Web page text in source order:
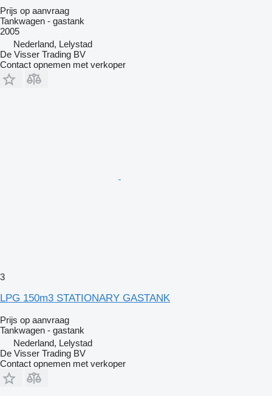
Prijs op aanvraag
Tankwagen - gastank
2005
Nederland, Lelystad
De Visser Trading BV
Contact opnemen met verkoper
3
LPG 150m3 STATIONARY GASTANK
Prijs op aanvraag
Tankwagen - gastank
Nederland, Lelystad
De Visser Trading BV
Contact opnemen met verkoper